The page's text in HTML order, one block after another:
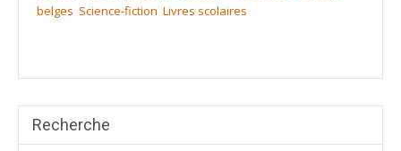
belges Science-fiction Livres scolaires
Recherche